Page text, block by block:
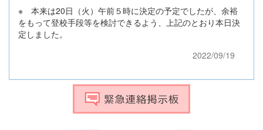
※ 本来は20日（火）午前５時に決定の予定でしたが、余裕
をもって登校手段等を検討できるよう、上記のとおり本日決
定しました。
2022/09/19